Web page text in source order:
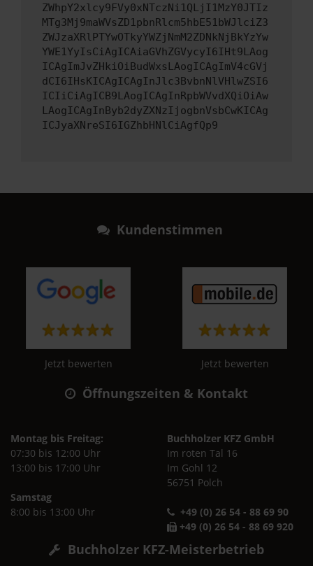
ZWhpY2xlcy9FVy0xNTczNi1QLjI1MzY0JTIz
MTg3Mj9maWVsZD1pbnRlcm5hbE51bWJlciZ3
ZWJzaXRlPTYwOTkyYWZjNmM2ZDNkNjBkYzYw
YWE1YyIsCiAgICAiaGVhZGVycyI6IHt9LAog
ICAgImJvZHkiOiBudWxsLAogICAgImV4cGVj
dCI6IHsKICAgICAgInJlc3BvbnNlVHlwZSI6
ICIiCiAgICB9LAogICAgInRpbWVvdXQiOiAw
LAogICAgInByb2dyZXNzIjogbnVsbCwKICAg
ICJyaXNreSI6IGZhbHNlCiAgfQp9
Kundenstimmen
Jetzt bewerten Jetzt bewerten
Öffnungszeiten & Kontakt
Montag bis Freitag:
07:30 bis 12:00 Uhr
13:00 bis 17:00 Uhr
Samstag
8:00 bis 13:00 Uhr
Buchholzer KFZ GmbH
Im roten Tal 16
Im Gohl 12
56751 Polch
+49 (0) 26 54 - 88 69 90
+49 (0) 26 54 - 88 69 920
Buchholzer KFZ-Meisterbetrieb